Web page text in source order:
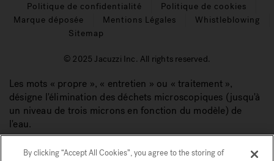
Politique de confidentialité
Politique de cookies
Marque déposée
Mentions Légales
Whistleblowing
Sitemap
© 2025 Jacuzzi Inc. All rights reserved.
Les mots « propre », « entretien » ou « traitement »,
désigne l'élimination des déchets microscopiques (jusqu'à
un niveau de trois microns en fonction du modèle) de
l'eau.
By clicking “Accept All Cookies”, you agree to the storing of